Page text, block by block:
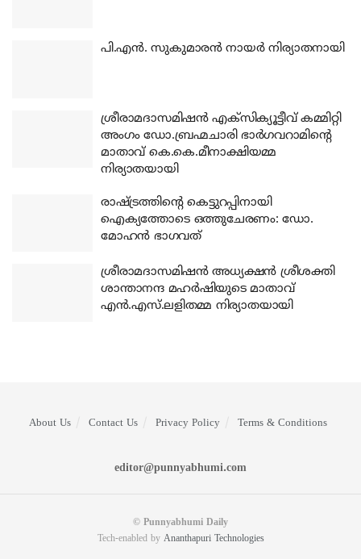
പി.എന്‍. സുകുമാരന്‍ നായര്‍ നിര്യാതനായി
ശ്രീരാമദാസമിഷന്‍ എക്‌സിക്യൂട്ടീവ് കമ്മിറ്റി
അംഗം ഡോ.ബ്രഹ്മചാരി ഭാര്‍ഗവറാമിന്റെ
മാതാവ് കെ.കെ.മീനാക്ഷിയമ്മ
നിര്യാതയായി
രാഷ്ട്രത്തിന്റെ കെട്ടുറപ്പിനായി
ഐക്യത്തോടെ ഒത്തുചേരണം: ഡോ.
മോഹന്‍ ഭാഗവത്
ശ്രീരാമദാസമിഷന്‍ അധ്യക്ഷന്‍ ശ്രീശക്തി
ശാന്താനന്ദ മഹര്‍ഷിയുടെ മാതാവ്
എന്‍.എസ്.ലളിതമ്മ നിര്യാതയായി
About Us Contact Us Privacy Policy Terms & Conditions
editor@punnyabhumi.com
© Punnyabhumi Daily
Tech-enabled by Ananthapuri Technologies